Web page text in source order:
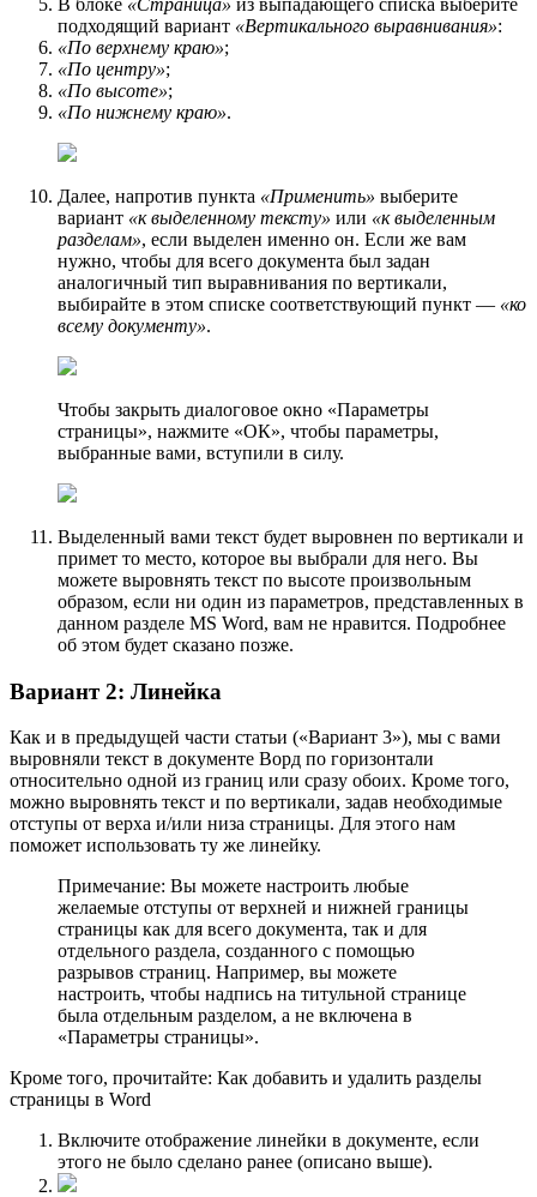
В блоке «Страница» из выпадающего списка выберите
подходящий вариант «Вертикального выравнивания»:
«По верхнему краю»;
«По центру»;
«По высоте»;
«По нижнему краю».
Далее, напротив пункта «Применить» выберите
вариант «к выделенному тексту» или «к выделенным
разделам», если выделен именно он. Если же вам
нужно, чтобы для всего документа был задан
аналогичный тип выравнивания по вертикали,
выбирайте в этом списке соответствующий пункт — «ко
всему документу».
Чтобы закрыть диалоговое окно «Параметры
страницы», нажмите «ОК», чтобы параметры,
выбранные вами, вступили в силу.
Выделенный вами текст будет выровнен по вертикали и
примет то место, которое вы выбрали для него. Вы
можете выровнять текст по высоте произвольным
образом, если ни один из параметров, представленных в
данном разделе MS Word, вам не нравится. Подробнее
об этом будет сказано позже.
Вариант 2: Линейка
Как и в предыдущей части статьи («Вариант 3»), мы с вами
выровняли текст в документе Ворд по горизонтали
относительно одной из границ или сразу обоих. Кроме того,
можно выровнять текст и по вертикали, задав необходимые
отступы от верха и/или низа страницы. Для этого нам
поможет использовать ту же линейку.
Примечание: Вы можете настроить любые
желаемые отступы от верхней и нижней границы
страницы как для всего документа, так и для
отдельного раздела, созданного с помощью
разрывов страниц. Например, вы можете
настроить, чтобы надпись на титульной странице
была отдельным разделом, а не включена в
«Параметры страницы».
Кроме того, прочитайте: Как добавить и удалить разделы
страницы в Word
Включите отображение линейки в документе, если
этого не было сделано ранее (описано выше).